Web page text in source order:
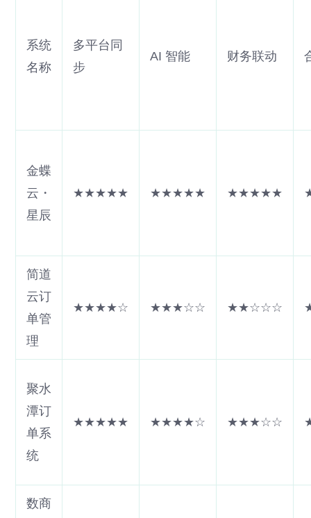
系统
名称
多平台同
步
AI 智能 财务联动
金蝶
云・
星辰
★★★★★ ★★★★★ ★★★★★
简道
云订
单管
理
★★★★☆ ★★★☆☆ ★★☆☆☆
聚水
潭订
单系
统
★★★★★ ★★★★☆ ★★★☆☆
数商